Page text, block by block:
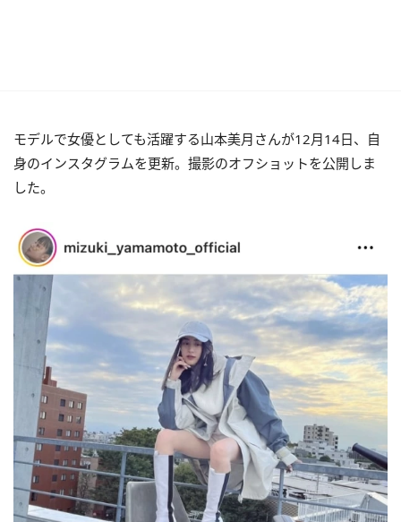
モデルで女優としても活躍する山本美月さんが12月14日、自
身のインスタグラムを更新。撮影のオフショットを公開しま
した。